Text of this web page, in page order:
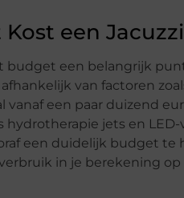
een
budget een belangrijk
van factoren
vanaf een paar duizend
hydrotherapie jets en
een duidelijk budget
in je berekening op